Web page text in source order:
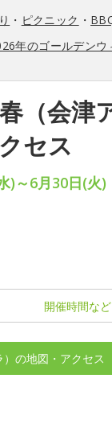
・ ピクニック ・
年のゴールデン
（会津
セス
)～6月30日(火)
開催時間など
の地図・アクセス